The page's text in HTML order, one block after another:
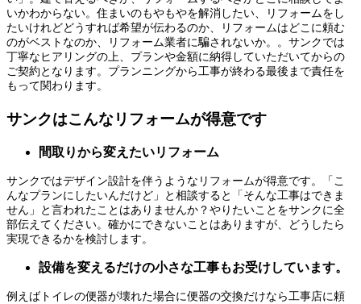
いかわからない。住まいのもやもやを解消したい、リフォームをし
たいけれどどうすれば希望が伝わるのか、リフォームはどこに頼む
のがベストなのか、リフォーム業者に騙されないか。。サンクでは
丁寧なヒアリングの上、プランや金額に納得していただいてからの
ご契約となります。プランニングから工事が終わる最後まで責任を
もって関わります。
サンクはこんなリフォームが得意です
間取りから変えたいリフォーム
サンクではデザイン設計を伴うようなリフォームが得意です。「こ
んなプランにしたいんだけど」と相談すると「そんな工事はできま
せん」と言われたことはありませんか？やりたいことをサンクに全
部伝えてください。確かにできないことはありますが、どうしたら
実現できるかを検討します。
設備を変えるだけの小さな工事もお受けしています。
例えばトイレの便器が壊れた場合に便器の交換だけなら工事店に頼